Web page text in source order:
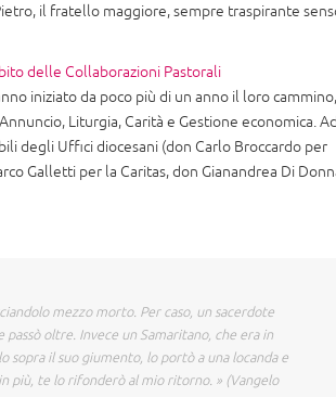
il fratello maggiore, sempre traspirante
delle Collaborazioni Pastorali
iniziato da poco più di un anno il loro cammino,
Liturgia, Carità e Gestione economica. Ad
degli Uffici diocesani (don Carlo Broccardo per
Galletti per la Caritas, don Gianandrea Di
mezzo morto. Per caso, un sacerdote
oltre. Invece un Samaritano, che era in
sopra il suo giumento, lo portò a una locanda e
più, te lo rifonderò al mio ritorno. » (Vangelo